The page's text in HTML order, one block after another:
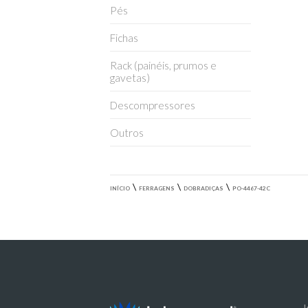
Pés
Fichas
Rack (painéis, prumos e
gavetas)
Descompressores
Outros
INÍCIO \ FERRAGENS \ DOBRADIÇAS \ PO-4467-42C